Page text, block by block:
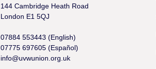
144 Cambridge Heath Road
London E1 5QJ
07884 553443 (English)
07775 697605 (Español)
info@uvwunion.org.uk